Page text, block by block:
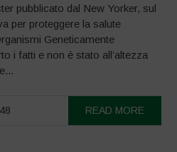
pubblicato dal New Yorker, sul
per proteggere la salute
Geneticamente
i fatti e non è stato all’altezza
READ MORE